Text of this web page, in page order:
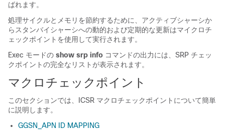
ばれます。
処理サイクルとメモリを節約するために、アクティブシャーシか
らスタンバイシャーシへの動的および定期的な更新はマイクロチ
ェックポイントを使用して実行されます。
Exec モードの show srp info コマンドの出力には、SRP チェッ
クポイントの完全なリストが表示されます。
マクロチェックポイント
このセクションでは、ICSR マクロチェックポイントについて簡単
に説明します。
GGSN_APN ID MAPPING